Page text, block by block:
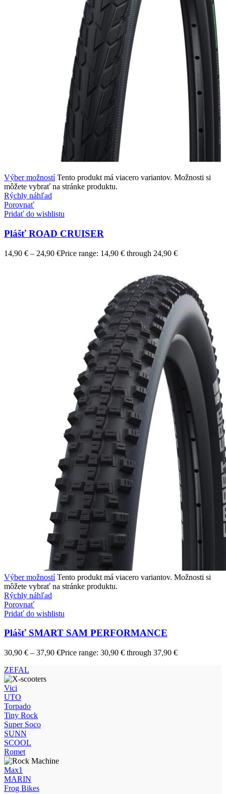
Výber možností Tento produkt má viacero variantov. Možnosti si
môžete vybrať na stránke produktu.
Rýchly náhľad
Porovnať
Pridať do wishlistu
Plášť ROAD CRUISER
14,90 € – 24,90 €Price range: 14,90 € through 24,90 €
Výber možností Tento produkt má viacero variantov. Možnosti si
môžete vybrať na stránke produktu.
Rýchly náhľad
Porovnať
Pridať do wishlistu
Plášť SMART SAM PERFORMANCE
30,90 € – 37,90 €Price range: 30,90 € through 37,90 €
ZEFAL
Vici
UTO
Torpado
Tiny Rock
Super Soco
SUNN
SCOOL
Romet
Max1
MARIN
Frog Bikes